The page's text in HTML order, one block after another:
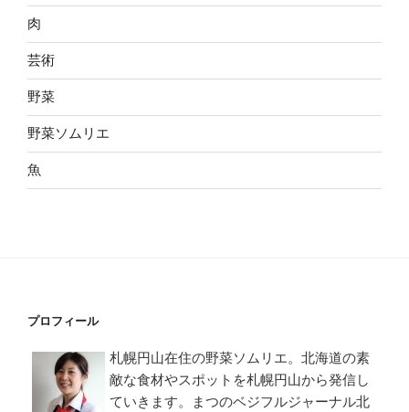
肉
芸術
野菜
野菜ソムリエ
魚
プロフィール
札幌円山在住の野菜ソムリエ。北海道の素
敵な食材やスポットを札幌円山から発信し
ていきます。まつのベジフルジャーナル北